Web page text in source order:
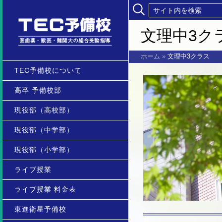
TEC予備校について
高卒 予備校部
現役部（高校部）
現役部（中学部）
現役部（小学部）
ライブ授業
ライブ授業 料金表
東進衛星予備校
文理中3ク
ホーム » 文理中3クラス